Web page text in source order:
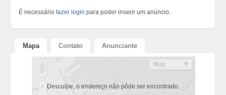
É necessáriofazer login para poder inserir um anúncio.
Mapa Contato Anunciante
Desculpe, o endereço não pôde ser encontrado.